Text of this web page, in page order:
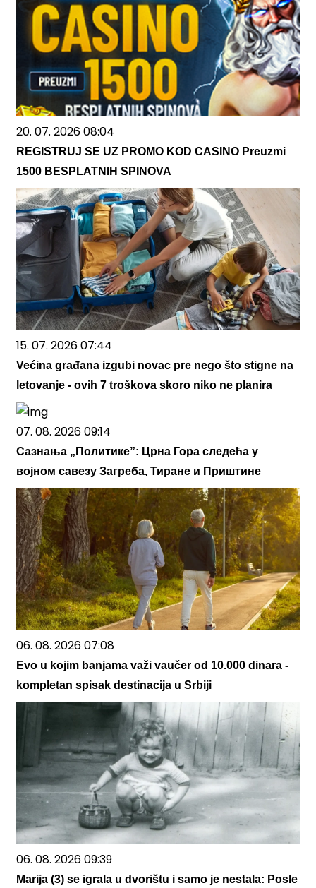
20. 07. 2026 08:04
REGISTRUJ SE UZ PROMO KOD CASINO Preuzmi
1500 BESPLATNIH SPINOVA
15. 07. 2026 07:44
Većina građana izgubi novac pre nego što stigne na
letovanje - ovih 7 troškova skoro niko ne planira
07. 08. 2026 09:14
Сазнања „Политике”: Црна Гора следећа у
војном савезу Загреба, Тиране и Приштине
06. 08. 2026 07:08
Evo u kojim banjama važi vaučer od 10.000 dinara -
kompletan spisak destinacija u Srbiji
06. 08. 2026 09:39
Marija (3) se igrala u dvorištu i samo je nestala: Posle